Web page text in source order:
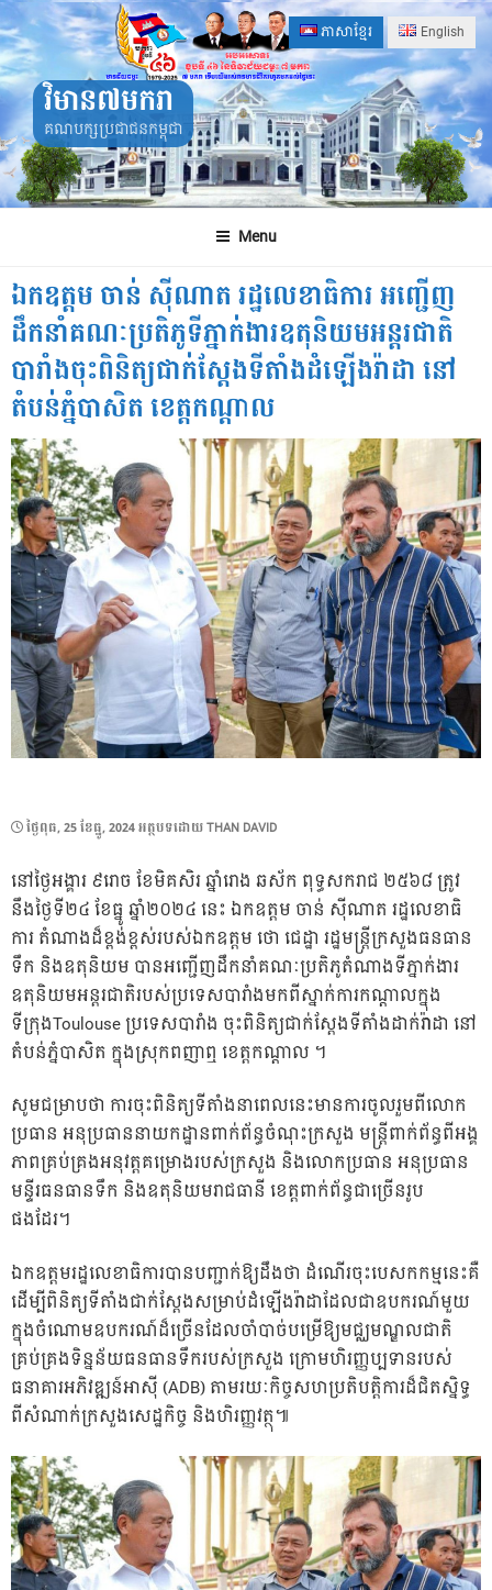
Skip
to
content
ភាសាខ្មែរ English
វិមាន៧មករា
គណបក្សប្រជាជនកម្ពុជា
Menu
ឯកឧត្តម ចាន់ ស៊ីណាត​ រដ្ឋលេខាធិការ​ អញ្ជើញ​
ដឹកនាំគណៈប្រតិភូ​ទីភ្នាក់ងារ​ឧតុនិយមអន្តរជាតិ​
បារាំង​ចុះពិនិត្យ​ជាក់ស្តែង​ទីតាំង​ដំឡើង​រ៉ាដា នៅ​
តំបន់ភ្នំបាសិត​ ខេត្តកណ្តាល
POSTED
ថ្ងៃ​ពុធ, 25 ខែ​ធ្នូ, 2024អត្ថបទដោយTHAN DAVID
នៅថ្ងៃអង្គារ ៩រោច ខែមិគសិរ ឆ្នាំរោង ឆស័ក ពុទ្ធសករាជ ២៥៦៨ ត្រូវ
នឹងថ្ងៃទី២៤ ខែធ្នូ ឆ្នាំ២០២៤ នេះ ឯកឧត្តម ចាន់ ស៊ីណាត រដ្ឋ​លេខាធិ
ការ​ តំណាងដ៏ខ្ពង់ខ្ពស់របស់​ឯកឧត្តម ថោ ជេដ្ឋា រដ្ឋមន្ដ្រីក្រសួងធនធាន
ទឹក និងឧតុនិយម បានអញ្ជើញដឹកនាំគណៈប្រតិភូ​តំណាងទីភ្នាក់ងារ
ឧតុនិយមអន្តរជាតិរបស់ប្រទេសបារាំង​មកពីស្នាក់ការកណ្តាលក្នុង​​
ទីក្រុងToulouse ប្រទេសបារាំង ចុះពិនិត្យ​ជាក់ស្តែង​ទីតាំង​ដាក់រ៉ាដា​ នៅ
តំបន់ភ្នំបាសិត​ ក្នុង​ស្រុកពញាឮ ខេត្តកណ្តាល ​។​
សូមជម្រាបថា​ ការចុះពិនិត្យទីតាំងនាពេលនេះ​មានការចូលរួមពី​លោក​​​
ប្រធាន​ អនុប្រធាននាយកដ្ឋានពាក់ព័ន្ធ​ចំណុះក្រសួង​ មន្រ្តីពាក់ព័ន្ធពីអង្គ
ភាពគ្រប់គ្រងអនុវត្ត​គម្រោងរបស់ក្រសួង និង​លោកប្រធាន អនុប្រធាន​
មន្ទីរធនធានទឹក និងឧតុនិយមរាជធានី ខេត្ត​ពាក់ព័ន្ធជាច្រើនរូប
ផងដែរ។
ឯកឧត្តម​រដ្ឋលេខាធិការ​បានបញ្ជាក់ឱ្យដឹងថា​ ដំណើរចុះ​បេសកកម្ម​នេះ​គឺ
ដើម្បី​​ពិនិត្យទីតាំងជាក់ស្តែង​​សម្រាប់​ដំឡើង​រ៉ាដាដែល​​​ជាឧបករណ៍​មួយ
ក្នុងចំណោម​ឧបករណ៍​ដ៏ច្រើនដែល​ចាំបាច់បម្រើឱ្យមជ្ឈមណ្ឌលជាតិ
គ្រប់គ្រងទិន្នន័យធនធាន​ទឹករបស់ក្រសួង​ ក្រោមហិរញ្ញប្បទានរបស់
ធនាគារអភិវឌ្ឍន៍អាស៊ី (ADB)​ តាមរយៈកិច្ចសហប្រតិបត្តិការដ៏ជិតស្និទ្ធ​
ពីសំណាក់ក្រសួងសេដ្ឋកិច្ច និងហិរញ្ញវត្ថុ៕